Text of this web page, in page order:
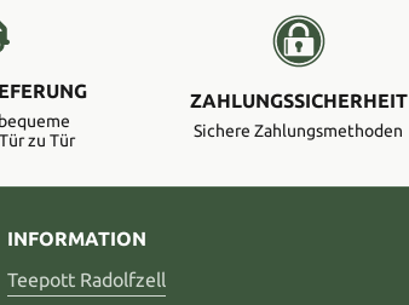
zu Tür
ZAHLUNGSSICHERHEIT
Sichere Zahlungsmethoden
INFORMATION
Teepott Radolfzell